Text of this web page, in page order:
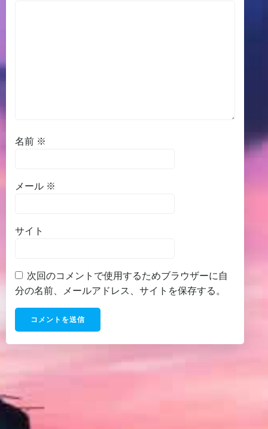
名前 ※
メール ※
サイト
次回のコメントで使用するためブラウザーに自
分の名前、メールアドレス、サイトを保存する。